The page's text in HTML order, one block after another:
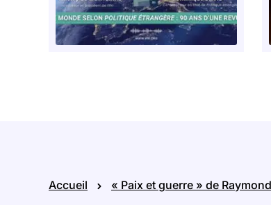
Accueil « Paix et guerre » de